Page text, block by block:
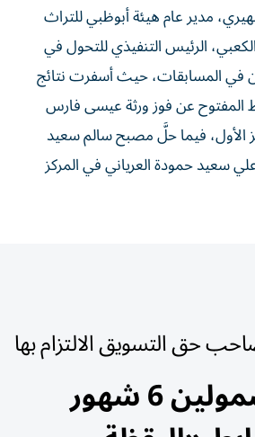
مدير عام هيئة أبوظبي للتراث
الكعبي، الرئيس التنفيذي للتحول في
في المسابقات، حيث أسفرت نتائج
المفتوح عن فوز ورثة عيسى فارس
الأول، فيما حلَّ مصبح سالم سعيد
علي سعيد حمودة العرياني في المركز
إمهال المشمولين 6 شهور